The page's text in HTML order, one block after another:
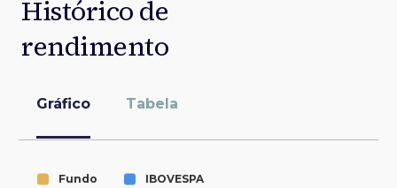
Histórico de
rendimento
Gráfico Tabela